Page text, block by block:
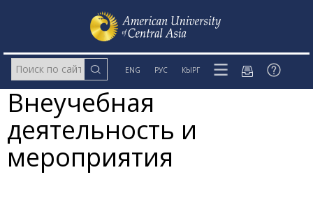
ENG РУС КЫРГ
Внеучебная
деятельность и
мероприятия